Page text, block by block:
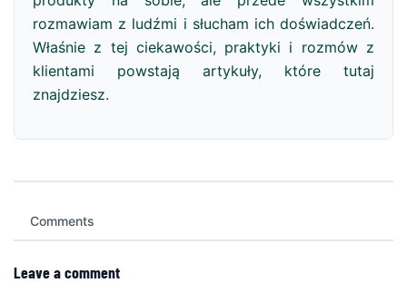
rozmawiam z ludźmi i słucham ich doświadczeń.
Właśnie z tej ciekawości, praktyki i rozmów z
klientami powstają artykuły, które tutaj
znajdziesz.
Comments
Leave a comment